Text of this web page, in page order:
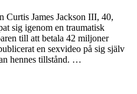
Curtis James Jackson III, 40,
sig igenom en traumatisk
till att betala 42 miljoner
en sexvideo på sig själv
hennes tillstånd. …